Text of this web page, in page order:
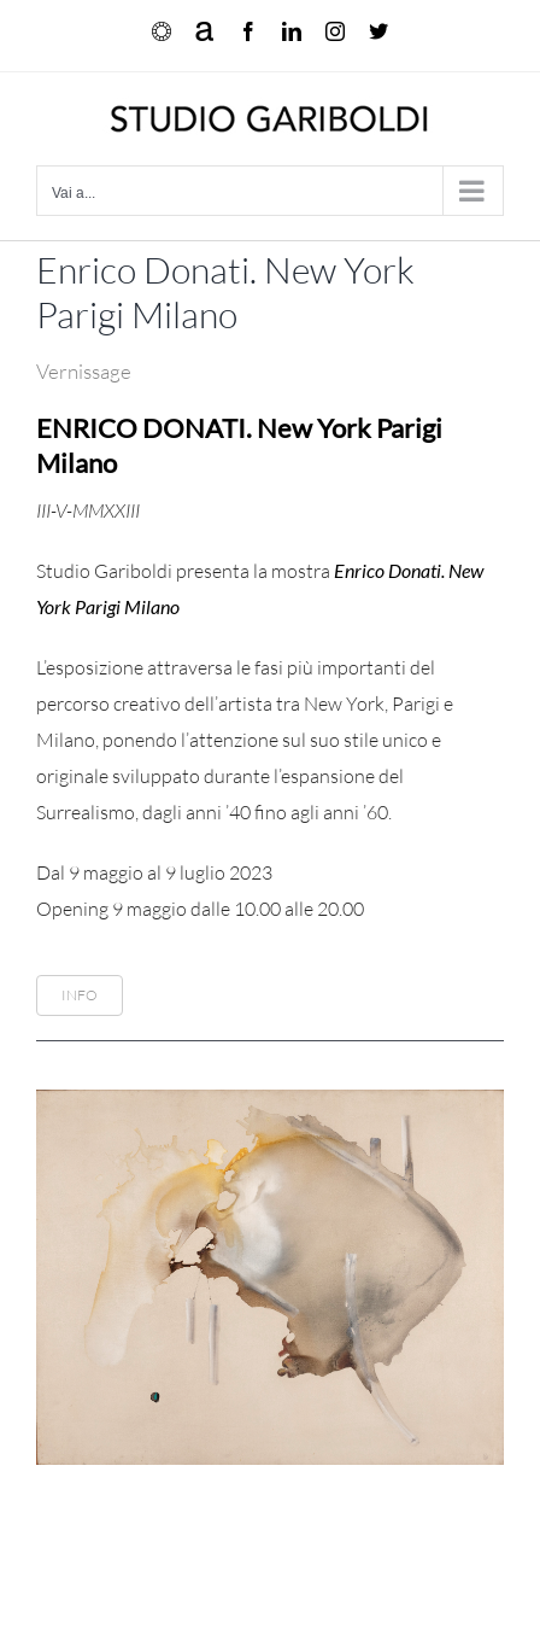
OculaArtnet FacebookLinkedInInstagram
X
Vai a...
Enrico Donati. New York
Parigi Milano
Vernissage
ENRICO DONATI. New York Parigi
Milano
III-V-MMXXIII
Studio Gariboldi presenta la mostra Enrico Donati. New
York Parigi Milano
L’esposizione attraversa le fasi più importanti del
percorso creativo dell’artista tra New York, Parigi e
Milano, ponendo l’attenzione sul suo stile unico e
originale sviluppato durante l’espansione del
Surrealismo, dagli anni ’40 fino agli anni ’60.
Dal 9 maggio al 9 luglio 2023
Opening 9 maggio dalle 10.00 alle 20.00
INFO